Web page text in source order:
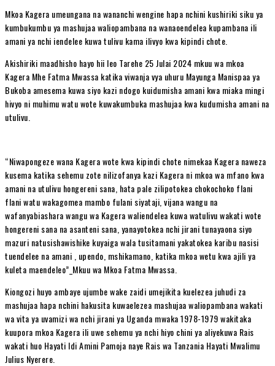
Mkoa Kagera umeungana na wananchi wengine hapa nchini kushiriki siku ya
kumbukumbu ya mashujaa waliopambana na wanaoendelea kupambana ili
amani ya nchi iendelee kuwa tulivu kama ilivyo kwa kipindi chote.
Akishiriki maadhisho hayo hii leo Tarehe 25 Julai 2024 mkuu wa mkoa
Kagera Mhe Fatma Mwassa katika viwanja vya uhuru Mayunga Manispaa ya
Bukoba amesema kuwa siyo kazi ndogo kuidumisha amani kwa miaka mingi
hivyo ni muhimu watu wote kuwakumbuka mashujaa kwa kudumisha amani na
utulivu.
“Niwapongeze wana Kagera wote kwa kipindi chote nimekaa Kagera naweza
kusema katika sehemu zote nilizofanya kazi Kagera ni mkoa wa mfano kwa
amani na utulivu hongereni sana, hata pale zilipotokea chokochoko flani
flani watu wakagomea mambo fulani siyataji, vijana wangu na
wafanyabiashara wangu wa Kagera waliendelea kuwa watulivu wakati wote
hongereni sana na asanteni sana, yanayotokea nchi jirani tunayaona siyo
mazuri natusishawishike kuyaiga wala tusitamani yakatokea karibu nasisi
tuendelee na amani , upendo, mshikamano, katika mkoa wetu kwa ajili ya
kuleta maendeleo”_Mkuu wa Mkoa Fatma Mwassa.
Kiongozi huyo ambaye ujumbe wake zaidi umejikita kuelezea juhudi za
mashujaa hapa nchini hakusita kuwaelezea mashujaa waliopambana wakati
wa vita ya uvamizi wa nchi jirani ya Uganda mwaka 1978-1979 wakitaka
kuupora mkoa Kagera ili uwe sehemu ya nchi hiyo chini ya aliyekuwa Rais
wakati huo Hayati Idi Amini Pamoja naye Rais wa Tanzania Hayati Mwalimu
Julius Nyerere.